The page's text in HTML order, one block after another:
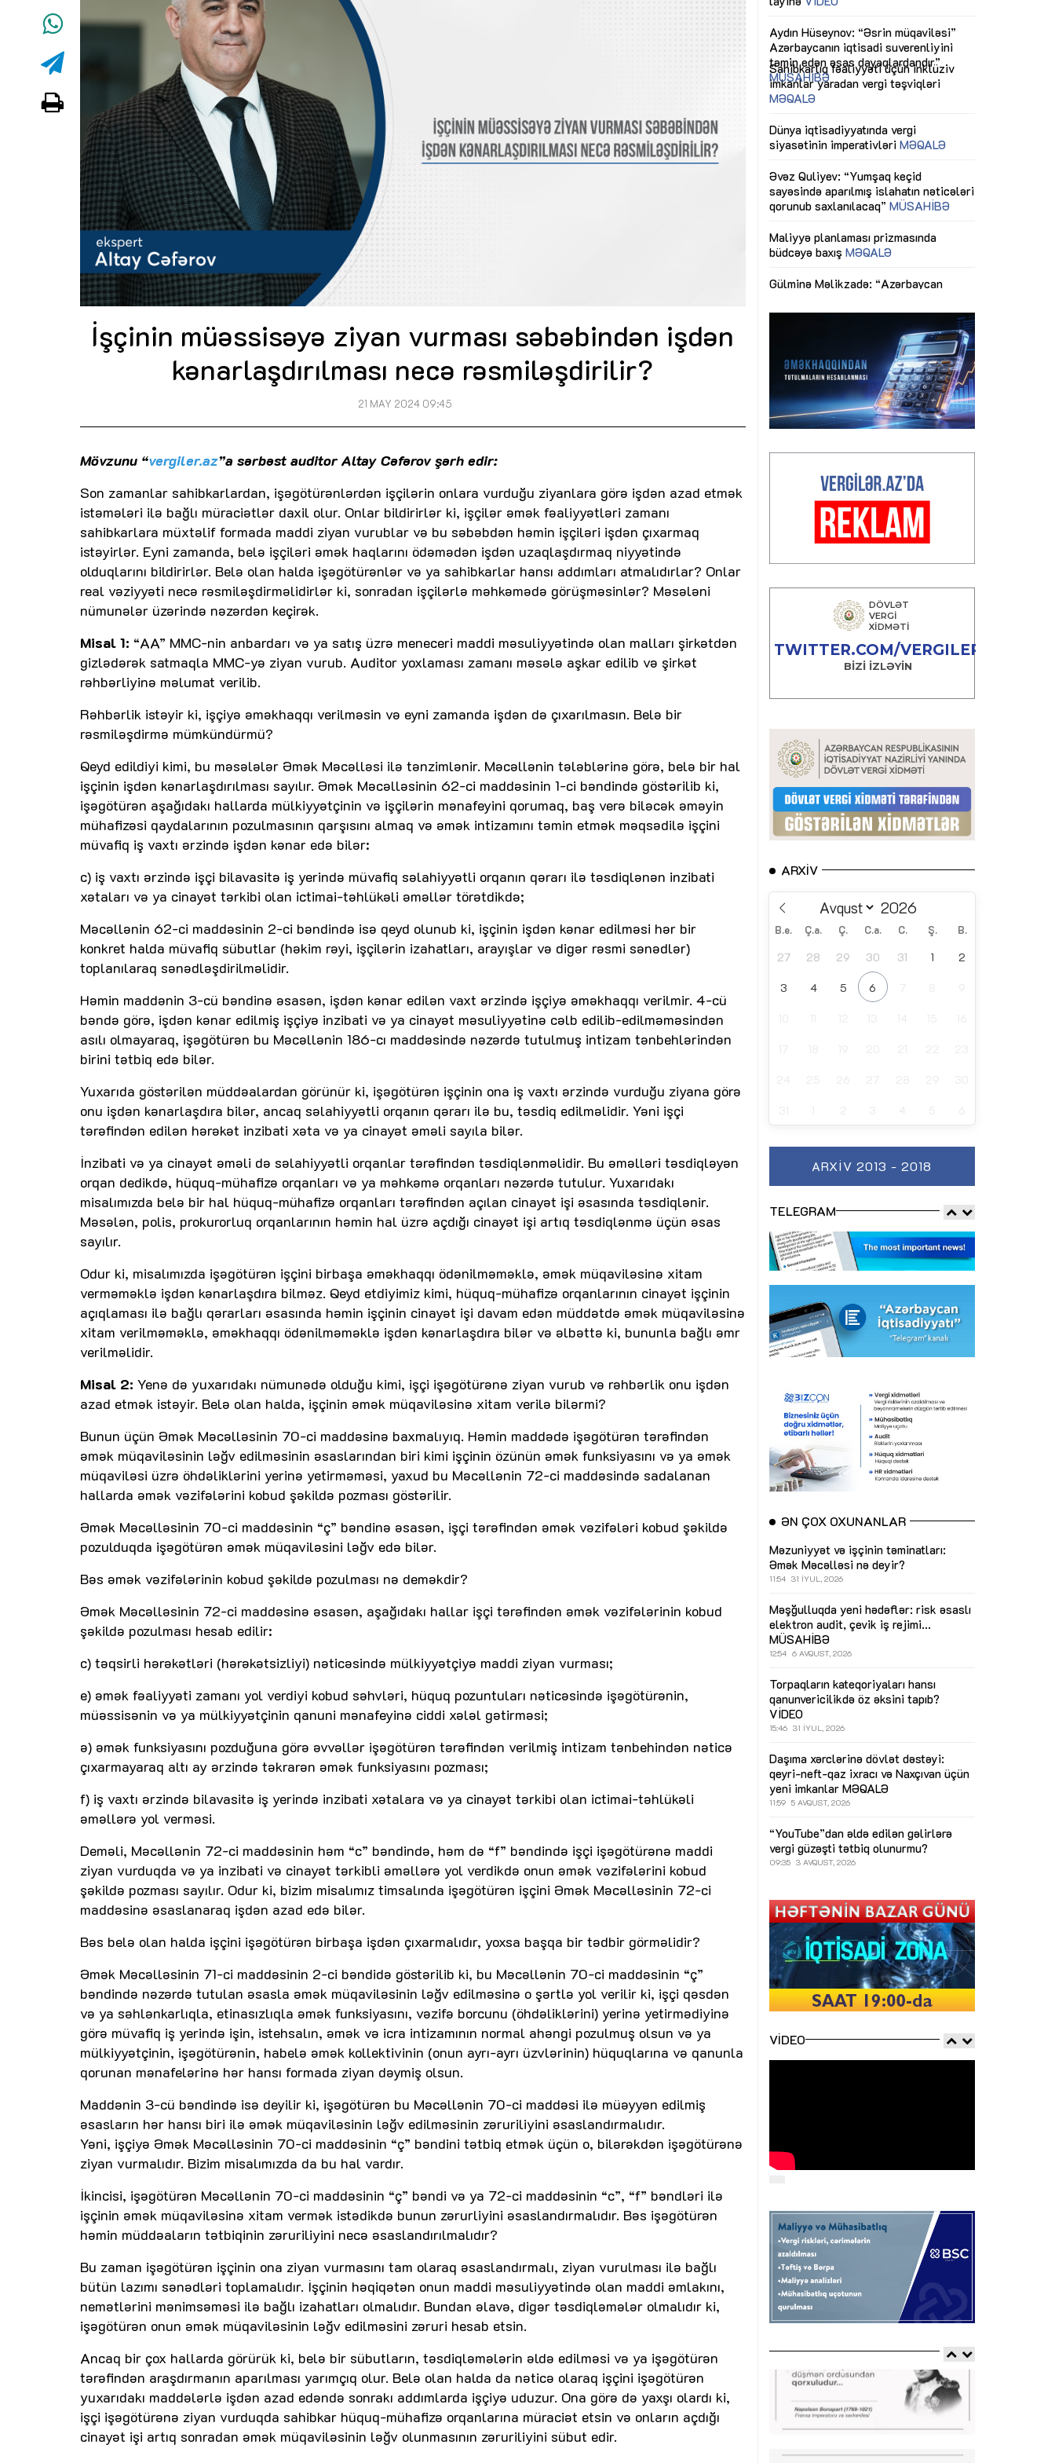
İşçinin müəssisəyə ziyan vurması səbəbindən işdən
kənarlaşdırılması necə rəsmiləşdirilir?
21 MAY 2024 09:45
Mövzunu “vergiler.az”a sərbəst auditor Altay Cəfərov şərh edir:
Son zamanlar sahibkarlardan, işəgötürənlərdən işçilərin onlara vurduğu ziyanlara görə işdən azad etmək
istəmələri ilə bağlı müraciətlər daxil olur. Onlar bildirirlər ki, işçilər əmək fəaliyyətləri zamanı
sahibkarlara müxtəlif formada maddi ziyan vurublar və bu səbəbdən həmin işçiləri işdən çıxarmaq
istəyirlər. Eyni zamanda, belə işçiləri əmək haqlarını ödəmədən işdən uzaqlaşdırmaq niyyətində
olduqlarını bildirirlər. Belə olan halda işəgötürənlər və ya sahibkarlar hansı addımları atmalıdırlar? Onlar
real vəziyyəti necə rəsmiləşdirməlidirlər ki, sonradan işçilərlə məhkəmədə görüşməsinlər? Məsələni
nümunələr üzərində nəzərdən keçirək.
Misal 1: “AA” MMC-nin anbardarı və ya satış üzrə meneceri maddi məsuliyyətində olan malları şirkətdən
gizlədərək satmaqla MMC-yə ziyan vurub. Auditor yoxlaması zamanı məsələ aşkar edilib və şirkət
rəhbərliyinə məlumat verilib.
Rəhbərlik istəyir ki, işçiyə əməkhaqqı verilməsin və eyni zamanda işdən də çıxarılmasın. Belə bir
rəsmiləşdirmə mümkündürmü?
Qeyd edildiyi kimi, bu məsələlər Əmək Məcəlləsi ilə tənzimlənir. Məcəllənin tələblərinə görə, belə bir hal
işçinin işdən kənarlaşdırılması sayılır. Əmək Məcəlləsinin 62-ci maddəsinin 1-ci bəndində göstərilib ki,
işəgötürən aşağıdakı hallarda mülkiyyətçinin və işçilərin mənafeyini qorumaq, baş verə biləcək əməyin
mühafizəsi qaydalarının pozulmasının qarşısını almaq və əmək intizamını təmin etmək məqsədilə işçini
müvafiq iş vaxtı ərzində işdən kənar edə bilər:
c) iş vaxtı ərzində işçi bilavasitə iş yerində müvafiq səlahiyyətli orqanın qərarı ilə təsdiqlənən inzibati
xətaları və ya cinayət tərkibi olan ictimai-təhlükəli əməllər törətdikdə;
Məcəllənin 62-ci maddəsinin 2-ci bəndində isə qeyd olunub ki, işçinin işdən kənar edilməsi hər bir
konkret halda müvafiq sübutlar (həkim rəyi, işçilərin izahatları, arayışlar və digər rəsmi sənədlər)
toplanılaraq sənədləşdirilməlidir.
Həmin maddənin 3-cü bəndinə əsasən, işdən kənar edilən vaxt ərzində işçiyə əməkhaqqı verilmir. 4-cü
bəndə görə, işdən kənar edilmiş işçiyə inzibati və ya cinayət məsuliyyətinə cəlb edilib-edilməməsindən
asılı olmayaraq, işəgötürən bu Məcəllənin 186-cı maddəsində nəzərdə tutulmuş intizam tənbehlərindən
birini tətbiq edə bilər.
Yuxarıda göstərilən müddəalardan görünür ki, işəgötürən işçinin ona iş vaxtı ərzində vurduğu ziyana görə
onu işdən kənarlaşdıra bilər, ancaq səlahiyyətli orqanın qərarı ilə bu, təsdiq edilməlidir. Yəni işçi
tərəfindən edilən hərəkət inzibati xəta və ya cinayət əməli sayıla bilər.
İnzibati və ya cinayət əməli də səlahiyyətli orqanlar tərəfindən təsdiqlənməlidir. Bu əməlləri təsdiqləyən
orqan dedikdə, hüquq-mühafizə orqanları və ya məhkəmə orqanları nəzərdə tutulur. Yuxarıdakı
misalımızda belə bir hal hüquq-mühafizə orqanları tərəfindən açılan cinayət işi əsasında təsdiqlənir.
Məsələn, polis, prokurorluq orqanlarının həmin hal üzrə açdığı cinayət işi artıq təsdiqlənmə üçün əsas
sayılır.
Odur ki, misalımızda işəgötürən işçini birbaşa əməkhaqqı ödənilməməklə, əmək müqaviləsinə xitam
verməməklə işdən kənarlaşdıra bilməz. Qeyd etdiyimiz kimi, hüquq-mühafizə orqanlarının cinayət işçinin
açıqlaması ilə bağlı qərarları əsasında həmin işçinin cinayət işi davam edən müddətdə əmək müqaviləsinə
xitam verilməməklə, əməkhaqqı ödənilməməklə işdən kənarlaşdıra bilər və əlbəttə ki, bununla bağlı əmr
verilməlidir.
Misal 2: Yenə də yuxarıdakı nümunədə olduğu kimi, işçi işəgötürənə ziyan vurub və rəhbərlik onu işdən
azad etmək istəyir. Belə olan halda, işçinin əmək müqaviləsinə xitam verilə bilərmi?
Bunun üçün Əmək Məcəlləsinin 70-ci maddəsinə baxmalıyıq. Həmin maddədə işəgötürən tərəfindən
əmək müqaviləsinin ləğv edilməsinin əsaslarından biri kimi işçinin özünün əmək funksiyasını və ya əmək
müqaviləsi üzrə öhdəliklərini yerinə yetirməməsi, yaxud bu Məcəllənin 72-ci maddəsində sadalanan
hallarda əmək vəzifələrini kobud şəkildə pozması göstərilir.
Əmək Məcəlləsinin 70-ci maddəsinin “ç” bəndinə əsasən, işçi tərəfindən əmək vəzifələri kobud şəkildə
pozulduqda işəgötürən əmək müqaviləsini ləğv edə bilər.
Bəs əmək vəzifələrinin kobud şəkildə pozulması nə deməkdir?
Əmək Məcəlləsinin 72-ci maddəsinə əsasən, aşağıdakı hallar işçi tərəfindən əmək vəzifələrinin kobud
şəkildə pozulması hesab edilir:
c) təqsirli hərəkətləri (hərəkətsizliyi) nəticəsində mülkiyyətçiyə maddi ziyan vurması;
e) əmək fəaliyyəti zamanı yol verdiyi kobud səhvləri, hüquq pozuntuları nəticəsində işəgötürənin,
müəssisənin və ya mülkiyyətçinin qanuni mənafeyinə ciddi xələl gətirməsi;
ə) əmək funksiyasını pozduğuna görə əvvəllər işəgötürən tərəfindən verilmiş intizam tənbehindən nəticə
çıxarmayaraq altı ay ərzində təkrarən əmək funksiyasını pozması;
f) iş vaxtı ərzində bilavasitə iş yerində inzibati xətalara və ya cinayət tərkibi olan ictimai-təhlükəli
əməllərə yol verməsi.
Deməli, Məcəllənin 72-ci maddəsinin həm “c” bəndində, həm də “f” bəndində işçi işəgötürənə maddi
ziyan vurduqda və ya inzibati və cinayət tərkibli əməllərə yol verdikdə onun əmək vəzifələrini kobud
şəkildə pozması sayılır. Odur ki, bizim misalımız timsalında işəgötürən işçini Əmək Məcəlləsinin 72-ci
maddəsinə əsaslanaraq işdən azad edə bilər.
Bəs belə olan halda işçini işəgötürən birbaşa işdən çıxarmalıdır, yoxsa başqa bir tədbir görməlidir?
Əmək Məcəlləsinin 71-ci maddəsinin 2-ci bəndidə göstərilib ki, bu Məcəllənin 70-ci maddəsinin “ç”
bəndində nəzərdə tutulan əsasla əmək müqaviləsinin ləğv edilməsinə o şərtlə yol verilir ki, işçi qəsdən
və ya səhlənkarlıqla, etinasızlıqla əmək funksiyasını, vəzifə borcunu (öhdəliklərini) yerinə yetirmədiyinə
görə müvafiq iş yerində işin, istehsalın, əmək və icra intizamının normal ahəngi pozulmuş olsun və ya
mülkiyyətçinin, işəgötürənin, habelə əmək kollektivinin (onun ayrı-ayrı üzvlərinin) hüquqlarına və qanunla
qorunan mənafelərinə hər hansı formada ziyan dəymiş olsun.
Maddənin 3-cü bəndində isə deyilir ki, işəgötürən bu Məcəllənin 70-ci maddəsi ilə müəyyən edilmiş
əsasların hər hansı biri ilə əmək müqaviləsinin ləğv edilməsinin zəruriliyini əsaslandırmalıdır.
Yəni, işçiyə Əmək Məcəlləsinin 70-ci maddəsinin “ç” bəndini tətbiq etmək üçün o, bilərəkdən işəgötürənə
ziyan vurmalıdır. Bizim misalımızda da bu hal vardır.
İkincisi, işəgötürən Məcəllənin 70-ci maddəsinin “ç” bəndi və ya 72-ci maddəsinin “c”, “f” bəndləri ilə
işçinin əmək müqaviləsinə xitam vermək istədikdə bunun zərurliyini əsaslandırmalıdır. Bəs işəgötürən
həmin müddəaların tətbiqinin zəruriliyini necə əsaslandırılmalıdır?
Bu zaman işəgötürən işçinin ona ziyan vurmasını tam olaraq əsaslandırmalı, ziyan vurulması ilə bağlı
bütün lazımı sənədləri toplamalıdır. İşçinin həqiqətən onun maddi məsuliyyətində olan maddi əmlakını,
nemətlərini mənimsəməsi ilə bağlı izahatları olmalıdır. Bundan əlavə, digər təsdiqləmələr olmalıdır ki,
işəgötürən onun əmək müqaviləsinin ləğv edilməsini zəruri hesab etsin.
Ancaq bir çox hallarda görürük ki, belə bir sübutların, təsdiqləmələrin əldə edilməsi və ya işəgötürən
tərəfindən araşdırmanın aparılması yarımçıq olur. Belə olan halda da nəticə olaraq işçini işəgötürən
yuxarıdakı maddələrlə işdən azad edəndə sonrakı addımlarda işçiyə uduzur. Ona görə də yaxşı olardı ki,
işçi işəgötürənə ziyan vurduqda sahibkar hüquq-mühafizə orqanlarına müraciət etsin və onların açdığı
cinayət işi artıq sonradan əmək müqaviləsinin ləğv olunmasının zəruriliyini sübut edir.
Dünya iqtisadiyyatında vergi
siyasətinin imperativləri
Əvəz Quliyev: “Yumşaq keçid
sayəsində aparılmış islahatın nəticələri
qorunub saxlanılacaq”
Maliyyə planlaması prizmasında
büdcəyə baxış MƏQALƏ
Gülminə Məlikzadə: “Azərbaycan
Bacarıqlar Akseleratoru” ixtisaslaşmış
kadrların hazırlanmasını hədəfləyir”
dəyişikliklər sahibkarlıq mühitinin
inklüziv iş mühiti yaratmaq, çevik və
öyrənən komanda formalaşdırmaqdır”
MÜSAHİBƏ
Azərbaycanda dövlət-özəl tərəfdaşlığı
siyasətinin imperativləriMƏQALƏ
Əvəz Quliyev: “Yumşaq keçid
sayəsində aparılmış islahatın nəticələri
qorunub saxlanılacaq” MÜSAHİBƏ
Maliyyə planlaması prizmasında
büdcəyə baxışMƏQALƏ
Gülminə Məlikzadə: “Azərbaycan
Bacarıqlar Akseleratoru” ixtisaslaşmış
kadrların hazırlanmasını hədəfləyir”
ARXIV
B.e. Ç.a. Ç. C.a. C. Ş. B.
27 28 29 30 31 1 2
3 4 5 6
ARXIV 2013 - 2018
TELEGRAM
ƏN ÇOX OXUNANLAR
Məzuniyyət və işçinin təminatları:
Əmək Məcəlləsi nə deyir?
11:54 31 İYUL, 2026
Məşğulluqda yeni hədəflər: risk əsaslı
elektron audit, çevik iş rejimi...
MÜSAHİBƏ
12:54 6 AVQUST, 2026
Torpaqların kateqoriyaları hansı
qanunvericilikdə öz əksini tapıb?
VİDEO
15:46 31 İYUL, 2026
Daşıma xərclərinə dövlət dəstəyi:
qeyri-neft-qaz ixracı və Naxçıvan üçün
yeni imkanlar MƏQALƏ
11:59 5 AVQUST, 2026
“YouTube”dan əldə edilən gəlirlərə
vergi güzəşti tətbiq olunurmu?
09:35 3 AVQUST, 2026
VIDEO